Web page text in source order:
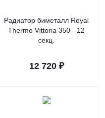
Радиатор биметалл Royal
Thermo Vittoria 350 - 12
секц.
12 720₽